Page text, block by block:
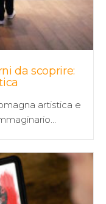
da scoprire:
artistica e